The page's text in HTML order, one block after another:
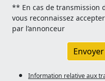
** En cas de transmission
vous reconnaissez
par l’annonceur
Information relative aux